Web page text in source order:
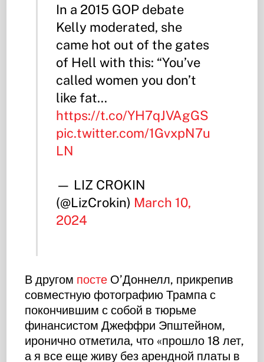
In a 2015 GOP debate
Kelly moderated, she
came hot out of the gates
of Hell with this: “You’ve
called women you don’t
like fat…
https://t.co/YH7qJVAgGS
pic.twitter.com/1GvxpN7u
LN
— LIZ CROKIN
(@LizCrokin) March 10,
2024
В другом посте О’Доннелл, прикрепив
совместную фотографию Трампа с
покончившим с собой в тюрьме
финансистом Джеффри Эпштейном,
иронично отметила, что «прошло 18 лет,
а я все еще живу без арендной платы в